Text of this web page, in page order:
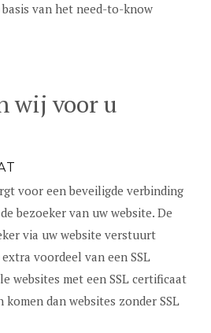
van het need-to-know
wij voor u
voor een beveiligde verbinding
bezoeker van uw website. De
via uw website verstuurt
voordeel van een SSL
websites met een SSL certificaat
dan websites zonder SSL